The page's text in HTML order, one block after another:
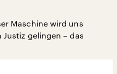
Maschine wird uns
gelingen – das